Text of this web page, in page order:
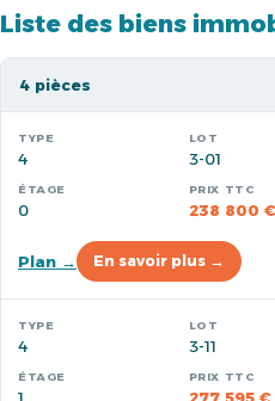
Liste des biens
4 pièces
4 3-01
0 238 800 €
Plan → En savoir plus →
4 3-11